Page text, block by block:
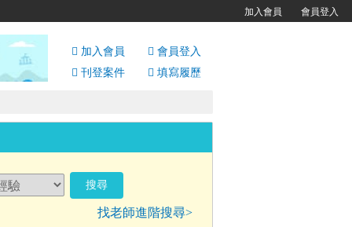
加入會員 會員登入
刊登案件 填寫履歷
找老師進階搜尋>
加入會員 會員登入